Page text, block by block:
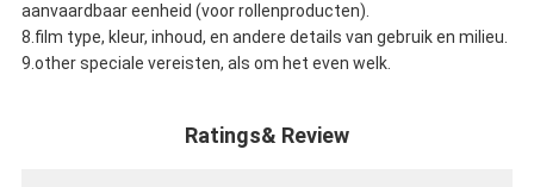
aanvaardbaar eenheid (voor rollenproducten).
8.film type, kleur, inhoud, en andere details van gebruik en milieu.
9.other speciale vereisten, als om het even welk.
Ratings& Review